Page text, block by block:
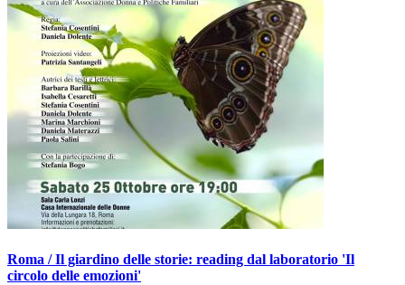
Roma / Il giardino delle storie: reading dal laboratorio 'Il
circolo delle emozioni'